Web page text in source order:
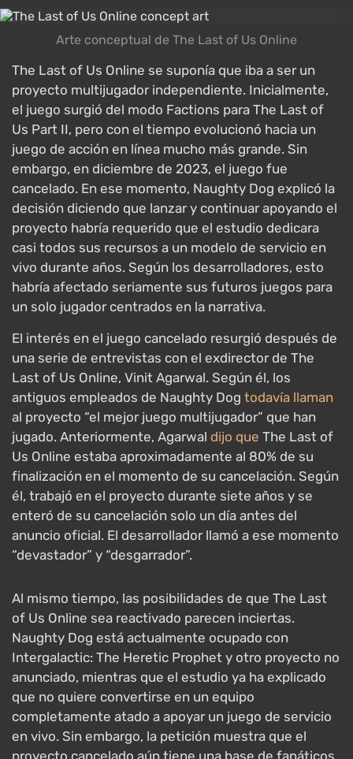
Arte conceptual de The Last of Us Online
The Last of Us Online se suponía que iba a ser un
proyecto multijugador independiente. Inicialmente,
el juego surgió del modo Factions para The Last of
Us Part II, pero con el tiempo evolucionó hacia un
juego de acción en línea mucho más grande. Sin
embargo, en diciembre de 2023, el juego fue
cancelado. En ese momento, Naughty Dog explicó la
decisión diciendo que lanzar y continuar apoyando el
proyecto habría requerido que el estudio dedicara
casi todos sus recursos a un modelo de servicio en
vivo durante años. Según los desarrolladores, esto
habría afectado seriamente sus futuros juegos para
un solo jugador centrados en la narrativa.
El interés en el juego cancelado resurgió después de
una serie de entrevistas con el exdirector de The
Last of Us Online, Vinit Agarwal. Según él, los
antiguos empleados de Naughty Dog todavía llaman
al proyecto “el mejor juego multijugador” que han
jugado. Anteriormente, Agarwal dijo que The Last of
Us Online estaba aproximadamente al 80% de su
finalización en el momento de su cancelación. Según
él, trabajó en el proyecto durante siete años y se
enteró de su cancelación solo un día antes del
anuncio oficial. El desarrollador llamó a ese momento
“devastador” y “desgarrador”.
Al mismo tiempo, las posibilidades de que The Last
of Us Online sea reactivado parecen inciertas.
Naughty Dog está actualmente ocupado con
Intergalactic: The Heretic Prophet y otro proyecto no
anunciado, mientras que el estudio ya ha explicado
que no quiere convertirse en un equipo
completamente atado a apoyar un juego de servicio
en vivo. Sin embargo, la petición muestra que el
proyecto cancelado aún tiene una base de fanáticos